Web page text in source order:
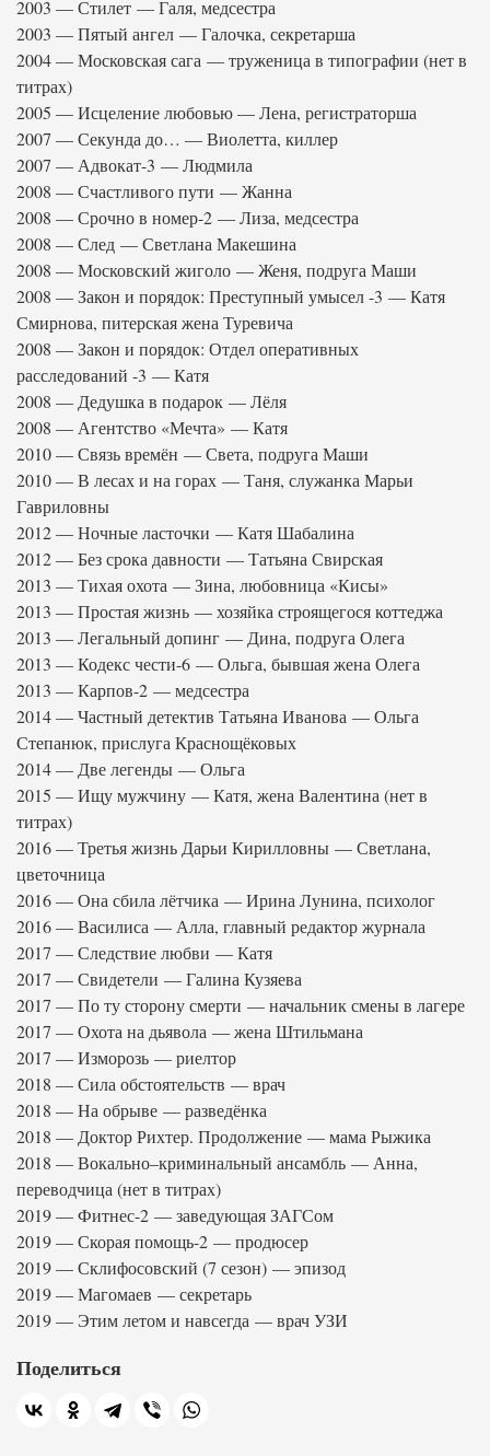
2003 — Стилет — Галя, медсестра
2003 — Пятый ангел — Галочка, секретарша
2004 — Московская сага — труженица в типографии (нет в
титрах)
2005 — Исцеление любовью — Лена, регистраторша
2007 — Секунда до… — Виолетта, киллер
2007 — Адвокат-3 — Людмила
2008 — Счастливого пути — Жанна
2008 — Срочно в номер-2 — Лиза, медсестра
2008 — След — Светлана Макешина
2008 — Московский жиголо — Женя, подруга Маши
2008 — Закон и порядок: Преступный умысел -3 — Катя
Смирнова, питерская жена Туревича
2008 — Закон и порядок: Отдел оперативных
расследований -3 — Катя
2008 — Дедушка в подарок — Лёля
2008 — Агентство «Мечта» — Катя
2010 — Связь времён — Света, подруга Маши
2010 — В лесах и на горах — Таня, служанка Марьи
Гавриловны
2012 — Ночные ласточки — Катя Шабалина
2012 — Без срока давности — Татьяна Свирская
2013 — Тихая охота — Зина, любовница «Кисы»
2013 — Простая жизнь — хозяйка строящегося коттеджа
2013 — Легальный допинг — Дина, подруга Олега
2013 — Кодекс чести-6 — Ольга, бывшая жена Олега
2013 — Карпов-2 — медсестра
2014 — Частный детектив Татьяна Иванова — Ольга
Степанюк, прислуга Краснощёковых
2014 — Две легенды — Ольга
2015 — Ищу мужчину — Катя, жена Валентина (нет в
титрах)
2016 — Третья жизнь Дарьи Кирилловны — Светлана,
цветочница
2016 — Она сбила лётчика — Ирина Лунина, психолог
2016 — Василиса — Алла, главный редактор журнала
2017 — Следствие любви — Катя
2017 — Свидетели — Галина Кузяева
2017 — По ту сторону смерти — начальник смены в лагере
2017 — Охота на дьявола — жена Штильмана
2017 — Изморозь — риелтор
2018 — Сила обстоятельств — врач
2018 — На обрыве — разведёнка
2018 — Доктор Рихтер. Продолжение — мама Рыжика
2018 — Вокально–криминальный ансамбль — Анна,
переводчица (нет в титрах)
2019 — Фитнес-2 — заведующая ЗАГСом
2019 — Скорая помощь-2 — продюсер
2019 — Склифосовский (7 сезон) — эпизод
2019 — Магомаев — секретарь
2019 — Этим летом и навсегда — врач УЗИ
Поделиться